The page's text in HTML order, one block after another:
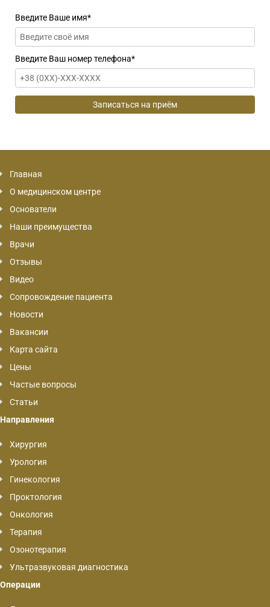
Введите Ваше имя*
Введите Ваш номер телефона*
Главная
О медицинском центре
Основатели
Наши преимущества
Врачи
Отзывы
Видео
Сопровождение пациента
Новости
Вакансии
Карта сайта
Цены
Частые вопросы
Статьи
Направления
Хирургия
Урология
Гинекология
Проктология
Онкология
Терапия
Озонотерапия
Ультразвуковая диагностика
Операции